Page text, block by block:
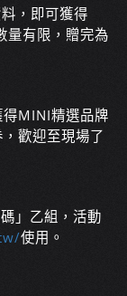
，即可獲得
量有限，贈完為
MINI精選品牌
歡迎至現場了
」乙組，活動
使用。